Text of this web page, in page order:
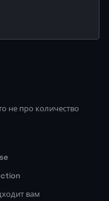
не про количество
вам